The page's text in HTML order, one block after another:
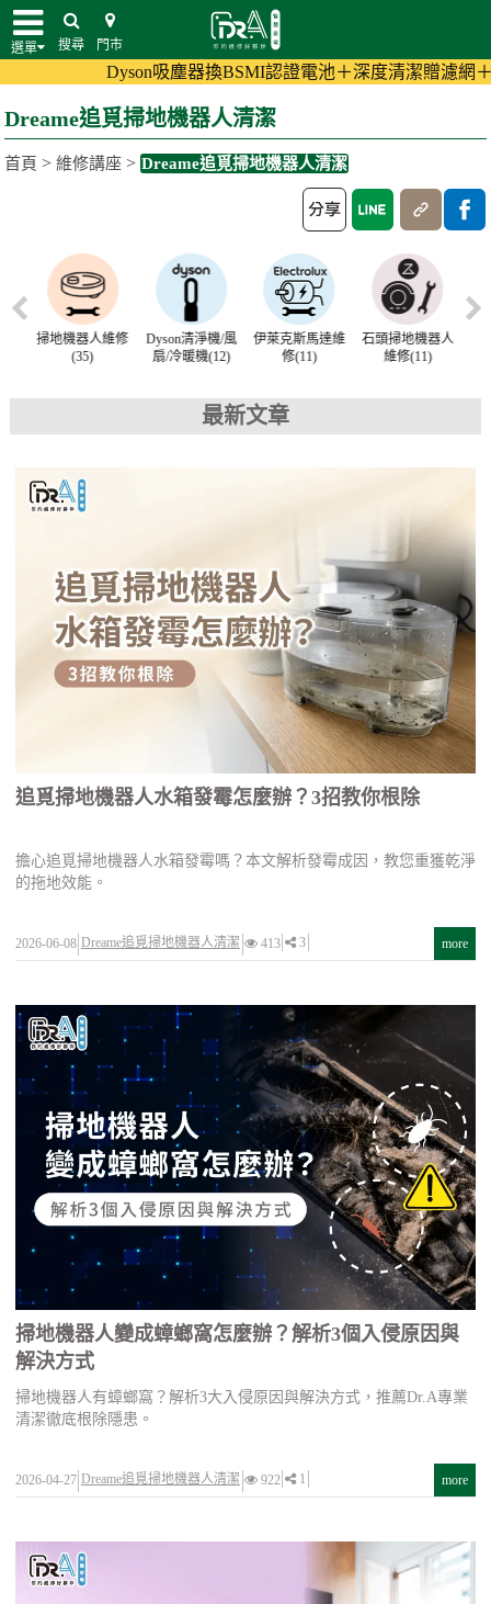
選單 搜尋 門市
Dyson吸塵器換BSMI認證電池＋深度清潔贈濾網＋加碼
Dreame追覓掃地機器人清潔
首頁 >維修講座 > Dreame追覓掃地機器人清潔
Dyson清淨機/風
扇/冷暖機(12)
伊萊克斯馬達維
修(11)
石頭掃地機器人
維修(11)
Dyson濾網清潔
(10)
最新文章
追覓掃地機器人水箱發霉怎麼辦？3招教你根除
擔心追覓掃地機器人水箱發霉嗎？本文解析發霉成因，教您重獲乾淨
的拖地效能。
2026-06-08 Dreame追覓掃地機器人清潔 413 3 more
掃地機器人變成蟑螂窩怎麼辦？解析3個入侵原因與
解決方式
掃地機器人有蟑螂窩？解析3大入侵原因與解決方式，推薦Dr.A專業
清潔徹底根除隱患。
2026-04-27 Dreame追覓掃地機器人清潔 922 1 more